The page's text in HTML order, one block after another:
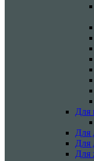
Для
Для
Для
Для